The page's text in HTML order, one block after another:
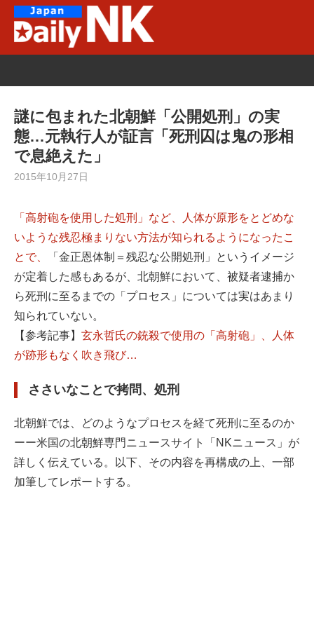
謎に包まれた北朝鮮「公開処刑」の実
態…元執行人が証言「死刑囚は鬼の形相
で息絶えた」
2015年10月27日
「高射砲を使用した処刑」など、人体が原形をとどめな
いような残忍極まりない方法が知られるようになったこ
とで、
「金正恩体制＝残忍な公開処刑」というイメージ
が定着した感もあるが、北朝鮮において、被疑者逮捕か
ら死刑に至るまでの「プロセス」については実はあまり
知られていない。
【参考記事】 玄永哲氏の銃殺で使用の「高射砲」、人体
が跡形もなく吹き飛び…
ささいなことで拷問、処刑
北朝鮮では、どのようなプロセスを経て死刑に至るのか
ーー米国の北朝鮮専門ニュースサイト「NKニュース」が
詳しく伝えている。以下、その内容を再構成の上、一部
加筆してレポートする。